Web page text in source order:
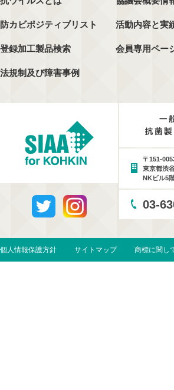
防カビポジティブリスト
登録加工製品検索
法規制及び障害事例
活動内容と実
会員専用ペー
〒151-
東京都渋
NKビル5
03-
個人情報保護方針 サイトマップ 商標に関し